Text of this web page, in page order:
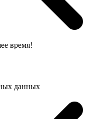
время!
данных